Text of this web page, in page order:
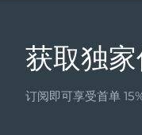
获取独
订阅即可享受首单